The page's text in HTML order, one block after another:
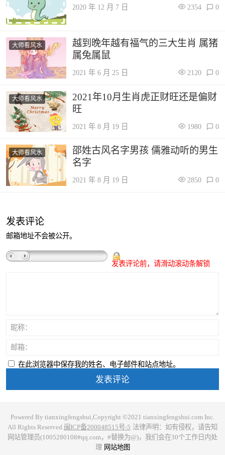
2020 年 12 月 7 日 2354 0
大师看风水
越到晚年越有福气的三大生肖 属猪
属兔属鼠
2021 年 6 月 25 日 2120 0
大师看风水
2021年10月生肖虎正财旺还是偏财
旺
2021 年 8 月 19 日 1980 0
大师看风水
邵姓古风名字男孩 儒雅动听的男生
名字
2021 年 8 月 19 日 2850 0
发表评论
邮箱地址不会被公开。
发表评论前，请滑动滚动条解锁
昵称：
邮箱：
在此浏览器中保存我的姓名、电子邮件和站点地址。
Powered By tianxingfengshui,Copyright ©2021 tianxingfengshui.com Inc.
All Rights Reserved.闽ICP备200048515号-5 法律声明：如有侵权，请告知
网站管理员(1005280108#qq.com，#替换为@)，我们会在30个工作日内处
理 网站地图